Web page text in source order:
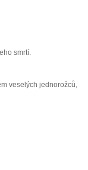
smrtí.
veselých jednorožců,